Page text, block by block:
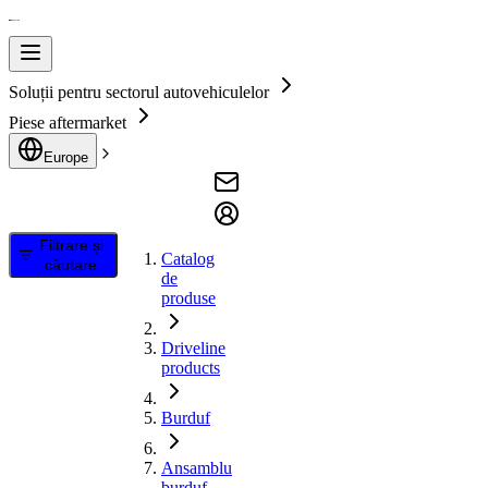
Soluții pentru sectorul autovehiculelor
Piese aftermarket
Europe
Filtrare și
căutare
Catalog
de
produse
Driveline
products
Burduf
Ansamblu